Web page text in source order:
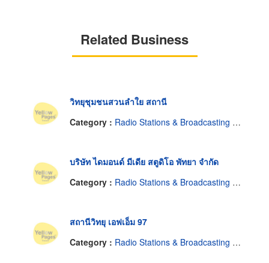
Related Business
วิทยุชุมชนสวนลำใย สถานี
Category : Radio Stations & Broadcasting Companies
บริษัท ไดมอนด์ มีเดีย สตูดิโอ พัทยา จำกัด
Category : Radio Stations & Broadcasting Companies
สถานีวิทยุ เอฟเอ็ม 97
Category : Radio Stations & Broadcasting Companies